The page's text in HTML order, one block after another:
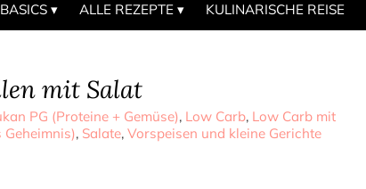
ALLE REZEPTE KULINARISCHE REISE
mit Salat
PG (Proteine + Gemüse), Low Carb, Low Carb mit
Geheimnis), Salate, Vorspeisen und kleine Gerichte